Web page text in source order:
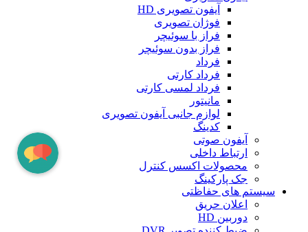
آیفون تصویری HD
فوژان تصویری
فراز با سوئیچر
فراز بدون سوئیچر
فرداد
فرداد کارتی
فرداد لمسی کارتی
مانیتور
لوازم جانبی آیفون تصویری
کدینگ
آیفون صوتی
ارتباط داخلی
محصولات اکسس کنترل
جک پارکینگ
سیستم های حفاظتی
اعلان حریق
دوربین HD